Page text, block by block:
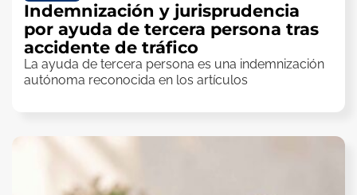
Indemnización y jurisprudencia
por ayuda de tercera persona tras
accidente de tráfico
La ayuda de tercera persona es una indemnización
autónoma reconocida en los artículos